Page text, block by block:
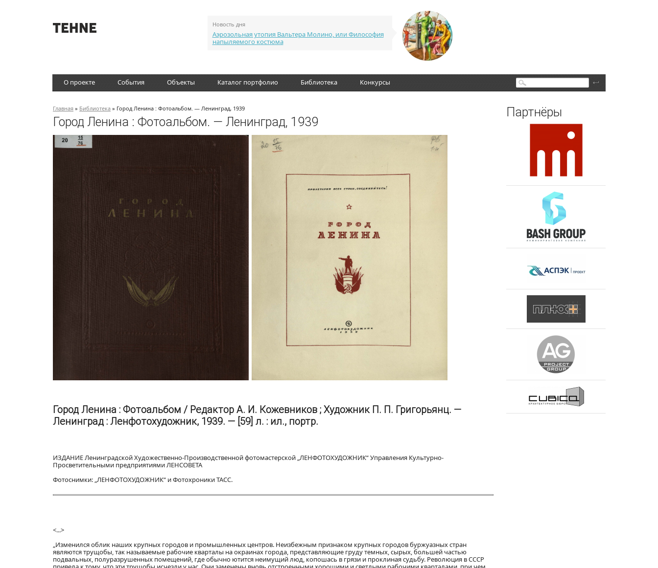
Новость дня
Аэрозольная утопия Вальтера Молино, или Философия
напыляемого костюма
О проекте События Объекты Каталог портфолио Библиотека Конкурсы Поиск
Главная » Библиотека » Город Ленина : Фотоальбом. — Ленинград, 1939
Город Ленина : Фотоальбом. — Ленинград, 1939
Город Ленина : Фотоальбом / Редактор А. И. Кожевников ; Художник П. П. Григорьянц. —
Ленинград : Ленфотохудожник, 1939. — [59] л. : ил., портр.
ИЗДАНИЕ Ленинградской Художественно-Производственной фотомастерской „ЛЕНФОТОХУДОЖНИК“ Управления Культурно-
Просветительными предприятиями ЛЕНСОВЕТА
Фотоснимки: „ЛЕНФОТОХУДОЖНИК“ и Фотохроники ТАСС.
<...>
„Изменился облик наших крупных городов и промышленных центров. Неизбежным признаком крупных городов буржуазных стран
являются трущобы, так называемые рабочие кварталы на окраинах города, представляющие груду темных, сырых, большей частью
подвальных, полуразрушенных помещений, где обычно ютится неимущий люд, копошась в грязи и проклиная судьбу. Революция в СССР
Партнёры